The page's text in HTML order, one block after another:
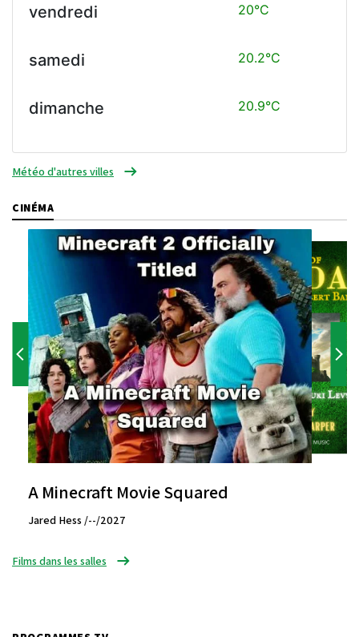
vendredi 20°C
samedi 20.2°C
dimanche 20.9°C
Météo d'autres villes
CINÉMA
A Minecraft Movie Squared
Jared Hess /--/2027
Films dans les salles